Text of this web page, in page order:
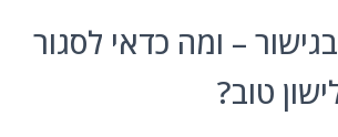
– ומה כדאי לסגור
טוב?